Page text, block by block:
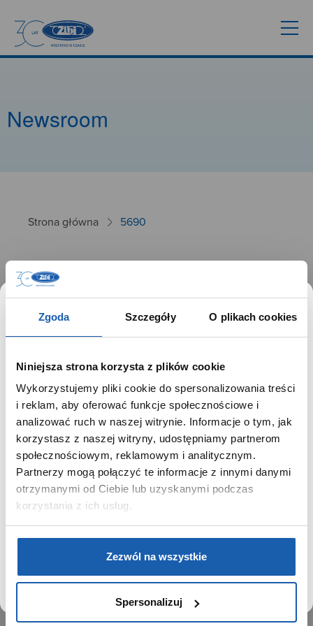
Zgoda Szczegóły O plikach cookies
Niniejsza strona korzysta z plików cookie
Wykorzystujemy pliki cookie do spersonalizowania treści
i reklam, aby oferować funkcje społecznościowe i
analizować ruch w naszej witrynie. Informacje o tym, jak
korzystasz z naszej witryny, udostępniamy partnerom
społecznościowym, reklamowym i analitycznym.
Partnerzy mogą połączyć te informacje z innymi danymi
otrzymanymi od Ciebie lub uzyskanymi podczas
korzystania z ich usług.
Zezwól na wszystkie
Spersonalizuj
Newsroom
Strona główna 5690
5690
26.09.2024
GRUPA ZIBI
Historia
Misja, wizja i wartości Grupy Zibi
Ważne daty
Kariera
Zgoda na ciasteczka
PRODUKTY
Kalkulatory
SIECI SPRZEDAŻY
SZANOWNY UŻYTKOWNIKU,
SZANOWNA UŻYTKOWNICZKO
Używamy plików cookie w celach analitycznych,
statystycznych i marketingowych, w tym aby analizować
ruch w tej witrynie, optymalizować jej działanie oraz
zapamiętywać Twoje preferencje.